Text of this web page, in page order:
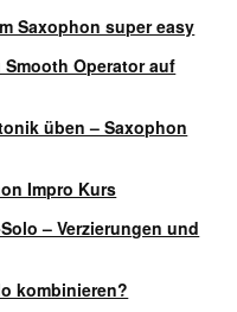
Saxophon super easy
Operator auf
üben – Saxophon
Impro Kurs
– Verzierungen und
kombinieren?